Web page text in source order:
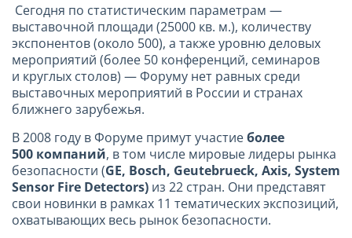
Сегодня по статистическим параметрам —
выставочной площади (25000 кв. м.), количеству
экспонентов (около 500), а также уровню деловых
мероприятий (более 50 конференций, семинаров
и круглых столов) — Форуму нет равных среди
выставочных мероприятий в России и странах
ближнего зарубежья.
В 2008 году в Форуме примут участиеболее
500 компаний, в том числе мировые лидеры рынка
безопасности (GE, Bosch, Geutebrueck, Axis, System
Sensor Fire Detectors) из 22 стран. Они представят
свои новинки в рамках 11 тематических экспозиций,
охватывающих весь рынок безопасности.